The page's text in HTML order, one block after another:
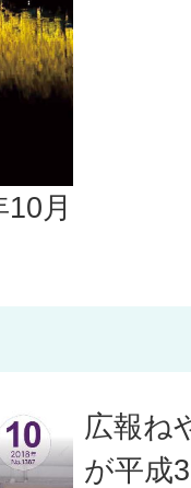
月
広報ね
が平成